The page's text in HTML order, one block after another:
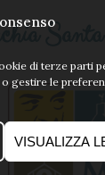
di terze parti
gestire le
VISUALIZZA